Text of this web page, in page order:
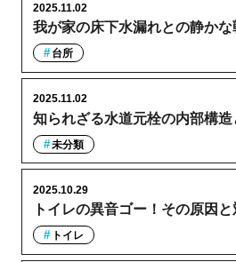
我が家の床下水漏れとの静かな
2025.11.02
台所
知られざる水道元栓の内部構
2025.11.02
未分類
トイレの異音ゴー！その原因
2025.10.29
トイレ